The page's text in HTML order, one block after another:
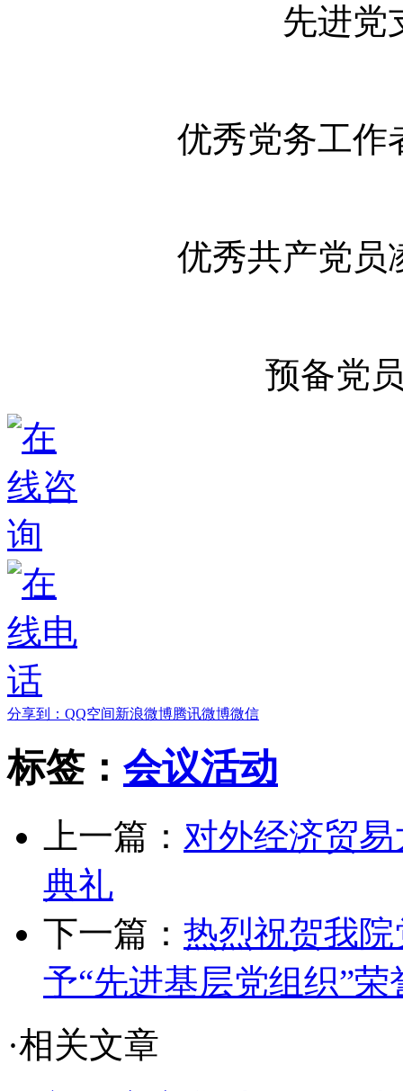
先进党
优秀党务工作
优秀共产党员
预备党
分享到： QQ空间新浪微博腾讯微博微信
标签： 会议活动
上一篇： 对外经济贸
典礼
下一篇： 热烈祝贺我
予“先进基层党组织”荣
·相关文章